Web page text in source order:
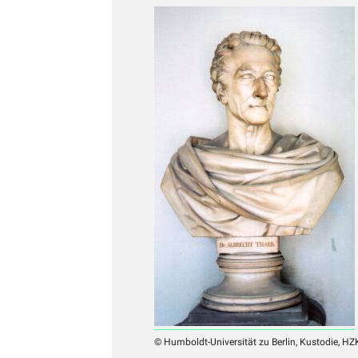
© Humboldt-Universität zu Berlin, Kustodie,